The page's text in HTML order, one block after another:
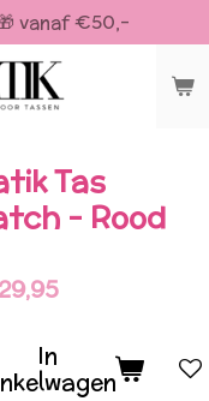
vanaf €50,-
Tas
- Rood
In